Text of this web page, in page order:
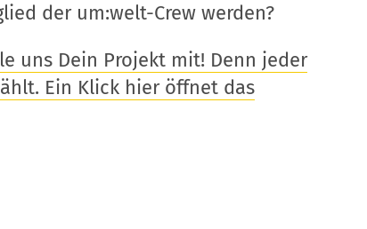
der um:welt-Crew werden?
uns Dein Projekt mit! Denn jeder
Ein Klick hier öffnet das